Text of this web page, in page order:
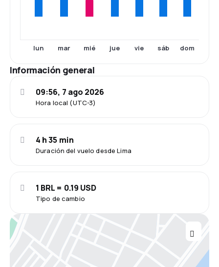
lun mar mié jue vie sáb dom
Información general
Hora local (UTC-3)
09:56, 7 ago 2026
Duración del vuelo desde Lima
4 h 35 min
Tipo de cambio
1 BRL = 0.19 USD